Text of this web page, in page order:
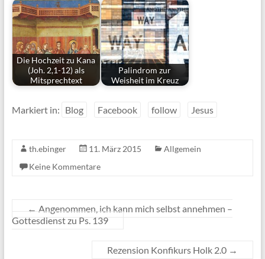
Die Hochzeit zu Kana
(Joh. 2,1-12) als
Mitsprechtext
Palindrom zur
Weisheit im Kreuz
Markiert in: Blog Facebook follow Jesus
th.ebinger 11. März 2015
Allgemein
Keine Kommentare
← Angenommen, ich kann mich selbst annehmen –
Gottesdienst zu Ps. 139
Rezension Konfikurs Holk 2.0 →